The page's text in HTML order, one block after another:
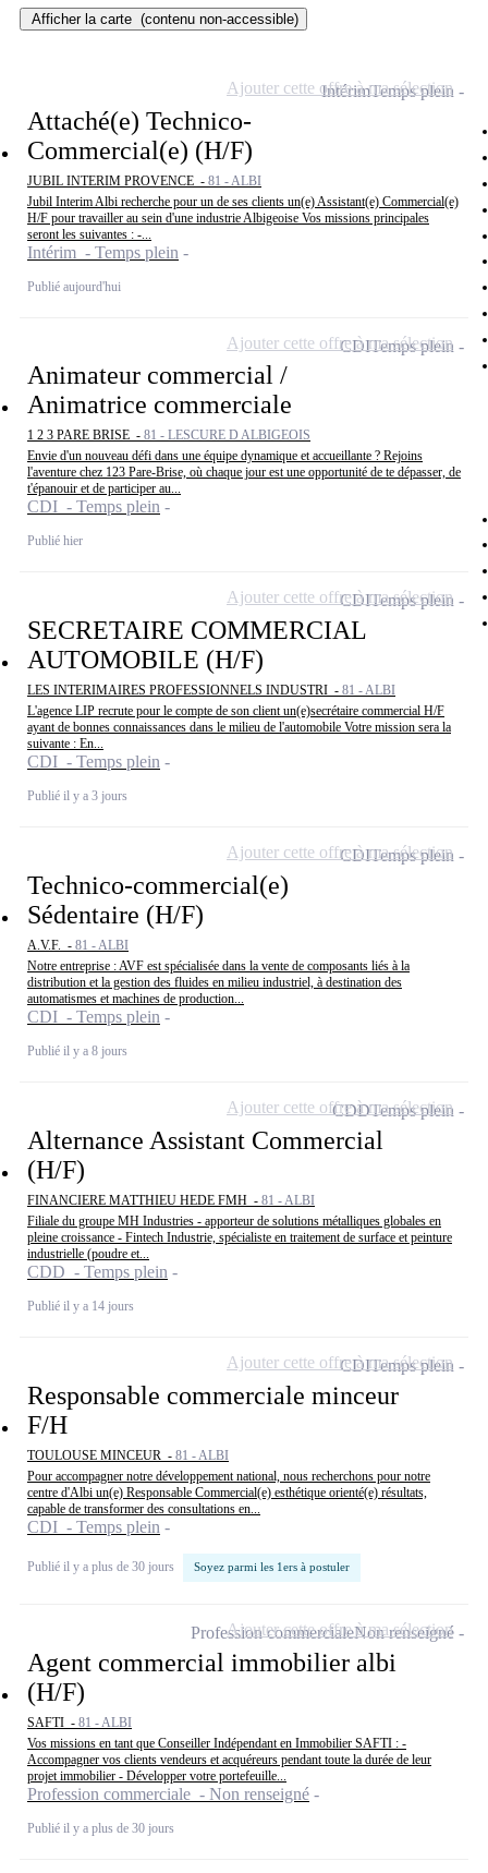
Afficher la carte (contenu non-accessible)
Attaché(e) Technico-
Commercial(e) (H/F)
JUBIL INTERIM PROVENCE - 81 - ALBI
Jubil Interim Albi recherche pour un de ses clients un(e) Assistant(e) Commercial(e)
H/F pour travailler au sein d'une industrie Albigeoise Vos missions principales
seront les suivantes : -...
Intérim - Temps plein
Publié aujourd'hui
IntérimTemps plein
Ajouter cette offre à ma sélection
Animateur commercial /
Animatrice commerciale
1 2 3 PARE BRISE - 81 - LESCURE D ALBIGEOIS
Envie d'un nouveau défi dans une équipe dynamique et accueillante ? Rejoins
l'aventure chez 123 Pare-Brise, où chaque jour est une opportunité de te dépasser, de
t'épanouir et de participer au...
CDI - Temps plein
Publié hier
CDITemps plein
Ajouter cette offre à ma sélection
SECRETAIRE COMMERCIAL
AUTOMOBILE (H/F)
LES INTERIMAIRES PROFESSIONNELS INDUSTRI - 81 - ALBI
L'agence LIP recrute pour le compte de son client un(e)secrétaire commercial H/F
ayant de bonnes connaissances dans le milieu de l'automobile Votre mission sera la
suivante : En...
CDI - Temps plein
Publié il y a 3 jours
CDITemps plein
Ajouter cette offre à ma sélection
Technico-commercial(e)
Sédentaire (H/F)
A.V.F. - 81 - ALBI
Notre entreprise : AVF est spécialisée dans la vente de composants liés à la
distribution et la gestion des fluides en milieu industriel, à destination des
automatismes et machines de production...
CDI - Temps plein
Publié il y a 8 jours
CDITemps plein
Ajouter cette offre à ma sélection
Alternance Assistant Commercial
(H/F)
FINANCIERE MATTHIEU HEDE FMH - 81 - ALBI
Filiale du groupe MH Industries - apporteur de solutions métalliques globales en
pleine croissance - Fintech Industrie, spécialiste en traitement de surface et peinture
industrielle (poudre et...
CDD - Temps plein
Publié il y a 14 jours
CDDTemps plein
Ajouter cette offre à ma sélection
Responsable commerciale minceur
F/H
TOULOUSE MINCEUR - 81 - ALBI
Pour accompagner notre développement national, nous recherchons pour notre
centre d'Albi un(e) Responsable Commercial(e) esthétique orienté(e) résultats,
capable de transformer des consultations en...
CDI - Temps plein
Publié il y a plus de 30 jours Soyez parmi les 1ers à postuler
CDITemps plein
Ajouter cette offre à ma sélection
Agent commercial immobilier albi
(H/F)
SAFTI - 81 - ALBI
Vos missions en tant que Conseiller Indépendant en Immobilier SAFTI : -
Accompagner vos clients vendeurs et acquéreurs pendant toute la durée de leur
projet immobilier - Développer votre portefeuille...
Profession commerciale - Non renseigné
Publié il y a plus de 30 jours
Profession commercialeNon renseigné
Ajouter cette offre à ma sélection